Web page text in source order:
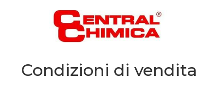
Condizioni di vendita